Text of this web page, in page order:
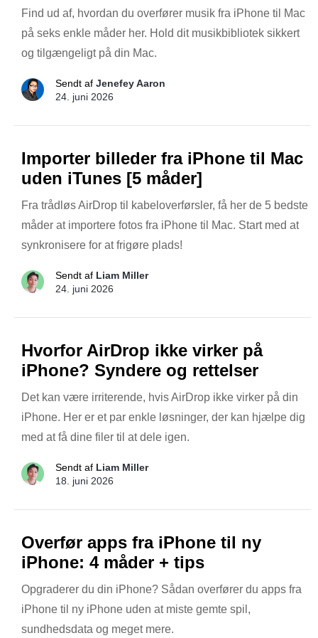
Find ud af, hvordan du overfører musik fra iPhone til Mac
på seks enkle måder her. Hold dit musikbibliotek sikkert
og tilgængeligt på din Mac.
Sendt af Jenefey Aaron
24. juni 2026
Importer billeder fra iPhone til Mac
uden iTunes [5 måder]
Fra trådløs AirDrop til kabeloverførsler, få her de 5 bedste
måder at importere fotos fra iPhone til Mac. Start med at
synkronisere for at frigøre plads!
Sendt af Liam Miller
24. juni 2026
Hvorfor AirDrop ikke virker på
iPhone? Syndere og rettelser
Det kan være irriterende, hvis AirDrop ikke virker på din
iPhone. Her er et par enkle løsninger, der kan hjælpe dig
med at få dine filer til at dele igen.
Sendt af Liam Miller
18. juni 2026
Overfør apps fra iPhone til ny
iPhone: 4 måder + tips
Opgraderer du din iPhone? Sådan overfører du apps fra
iPhone til ny iPhone uden at miste gemte spil,
sundhedsdata og meget mere.